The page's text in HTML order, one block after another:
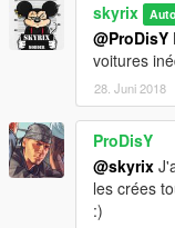
skyrix
@ProDisY
voitures
28. Juni 2018
ProDisY
@skyrix
les crées
:)